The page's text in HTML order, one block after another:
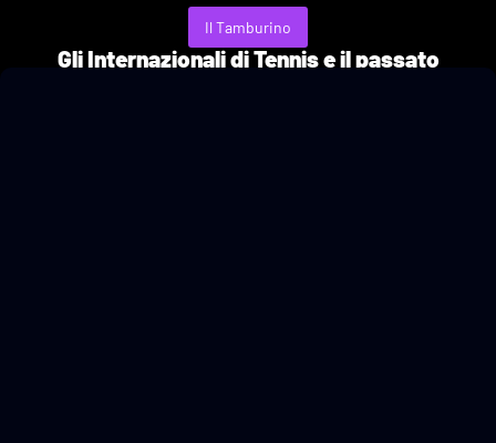
Il Tamburino
Gli Internazionali di Tennis e il passato